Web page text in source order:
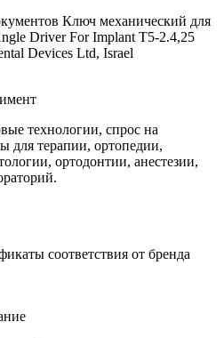
Ключ механический для
Driver For Implant T5-2.4,25
Devices Ltd, Israel
технологии, спрос на
для терапии, ортопедии,
ортодонтии, анестезии,
соответствия от бренда